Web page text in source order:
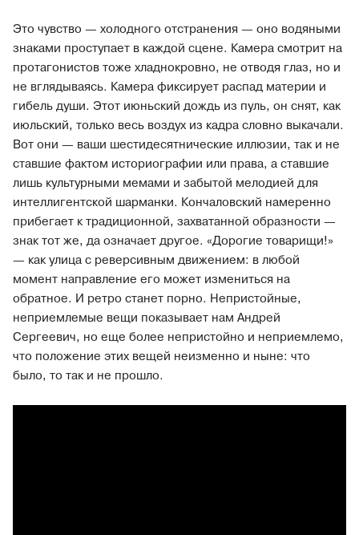
Это чувство — холодного отстранения — оно водяными
знаками проступает в каждой сцене. Камера смотрит на
протагонистов тоже хладнокровно, не отводя глаз, но и
не вглядываясь. Камера фиксирует распад материи и
гибель души. Этот июньский дождь из пуль, он снят, как
июльский, только весь воздух из кадра словно выкачали.
Вот они — ваши шестидесятнические иллюзии, так и не
ставшие фактом историографии или права, а ставшие
лишь культурными мемами и забытой мелодией для
интеллигентской шарманки. Кончаловский намеренно
прибегает к традиционной, захватанной образности —
знак тот же, да означает другое. «Дорогие товарищи!»
— как улица с реверсивным движением: в любой
момент направление его может измениться на
обратное. И ретро станет порно. Непристойные,
неприемлемые вещи показывает нам Андрей
Сергеевич, но еще более непристойно и неприемлемо,
что положение этих вещей неизменно и ныне: что
было, то так и не прошло.